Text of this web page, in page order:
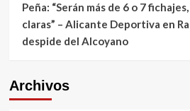
Peña: “Serán más de 6 o 7
claras” – Alicante Deportiva en
despide del Alcoyano
Archivos